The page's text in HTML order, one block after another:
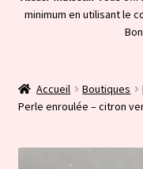
Boutique
À propos & CGV
Blog
minimum en utilisant le
Accueil Boutiques
Perle enroulée – citron